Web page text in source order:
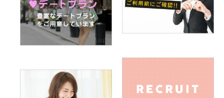
Q.あなたにとって大切なものは何ですか
A.経験！ただ、自分でなんでもやる！というのは時間とか体
力とか…限りがあると思うので、色々な人の体験＆経験談が
Q.好きな男性のタイプを教えてください
A.好きになった人がタイプ…じゃダメかな？(⑅•͈૦•͈⑅)